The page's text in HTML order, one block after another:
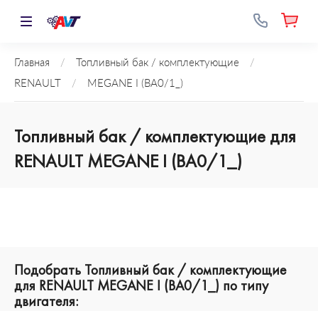
Главная / Топливный бак / комплектующие
/
RENAULT
/ MEGANE I (BA0/1_)
Топливный бак / комплектующие для
RENAULT MEGANE I (BA0/1_)
Подобрать Топливный бак / комплектующие
для RENAULT MEGANE I (BA0/1_) по типу
двигателя: